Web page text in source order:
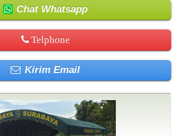
Chat Whatsapp
Telphone
Kirim Email